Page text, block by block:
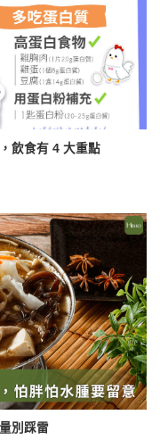
飲食有 4 大重點
別踩雷